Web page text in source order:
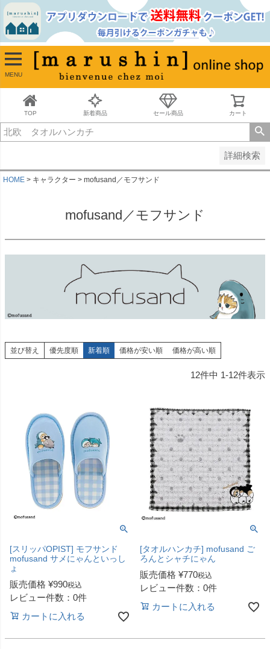
MENU
TOP 新着商品 セール商品 カート
詳細検索
並び順
新着順
古い順
価格が安い順
価格が高い順
キーワードヒット順
HOME キャラクター mofusand／モフサンド
mofusand／モフサンド
並び替え 優先度順 新着順 価格が安い順 価格が高い順
12件中 1-12件表示
[スリッパOPIST] モフサンド
mofusand サメにゃんといっし
ょ
販売価格 ¥990税込
レビュー件数：0件
カートに入れる
[タオルハンカチ] mofusand ご
ろんとシャチにゃん
販売価格 ¥770税込
レビュー件数：0件
カートに入れる